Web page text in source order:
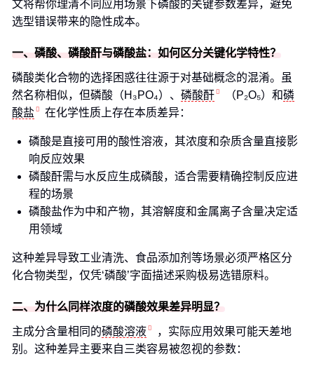
文将帮你理清不同应用场景下磷酸的关键参数差异，避免
选型错误带来的隐性成本。
一、磷酸、磷酸酐与磷酸盐：如何区分关键化学特性？
磷酸类化合物的选择困惑往往源于对基础概念的混淆。虽
然名称相似，但磷酸（H₃PO₄）、 磷酸酐 （P₂O₅）和磷
酸盐
在化学性质上存在本质差异：
磷酸是直接可用的酸性溶液，其浓度和杂质含量直接影
响反应效果
磷酸酐需与水反应生成磷酸，适合需要精确控制反应进
程的场景
磷酸盐作为中和产物，其溶解度和金属离子含量决定适
用领域
这种差异导致工业清洗、食品添加剂等场景必须严格区分
化合物类型，仅凭‘磷酸’字面描述采购极易选错原料。
二、为什么同样浓度的磷酸效果差异明显？
主成分含量相同的磷酸溶液
，实际应用效果可能天差地
别。这种差异主要来自三类容易被忽视的参数：